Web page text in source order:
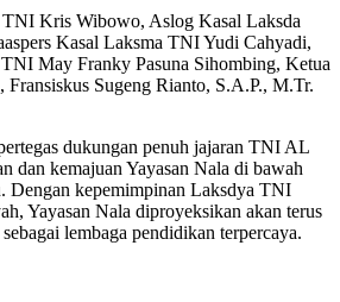
Kris Wibowo, Aslog Kasal Laksda
Kasal Laksma TNI Yudi Cahyadi,
May Franky Pasuna Sihombing, Ketua
Fransiskus Sugeng Rianto, S.A.P., M.Tr.
dukungan penuh jajaran TNI AL
dan kemajuan Yayasan Nala di bawah
Dengan kepemimpinan Laksdya TNI
Yayasan Nala diproyeksikan akan terus
lembaga pendidikan terpercaya.